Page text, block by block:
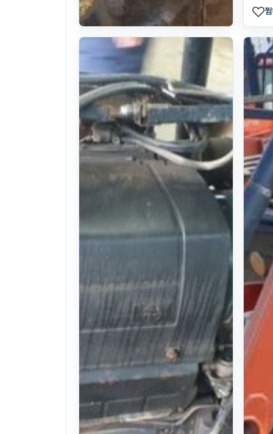
Engine
Transmission
앞Axle 라지에
타
The use of:
Tractor T3930
. 56일 전
(728)
찜